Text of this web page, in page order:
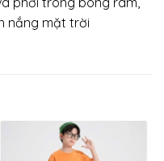
nắng mặt trời